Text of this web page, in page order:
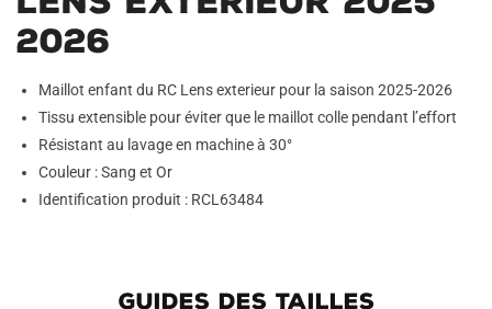
2026
Maillot enfant du RC Lens exterieur pour la saison 2025-2026
Tissu extensible pour éviter que le maillot colle pendant l’effort
Résistant au lavage en machine à 30°
Couleur : Sang et Or
Identification produit : RCL63484
GUIDES DES TAILLES